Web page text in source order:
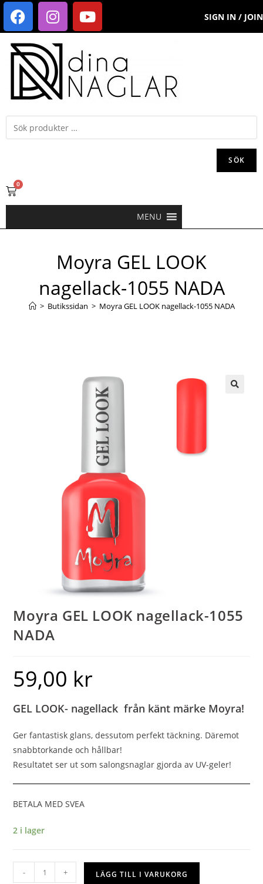
SIGN IN / JOIN
SÖK
0
MENU
Moyra GEL LOOK
nagellack-1055 NADA
> Butikssidan > Moyra GEL LOOK nagellack-1055 NADA
Moyra GEL LOOK nagellack-1055
NADA
59,00 kr
GEL LOOK- nagellack från känt märke Moyra!
Ger fantastisk glans, dessutom perfekt täckning. Däremot
snabbtorkande och hållbar!
Resultatet ser ut som salongsnaglar gjorda av UV-geler!
BETALA MED SVEA
2 i lager
- + LÄGG TILL I VARUKORG